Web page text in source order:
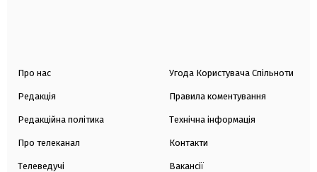
Про нас
Редакція
Редакційна політика
Про телеканал
Телеведучі
Угода Користувача Спільноти
Правила коментування
Технічна інформація
Контакти
Вакансії